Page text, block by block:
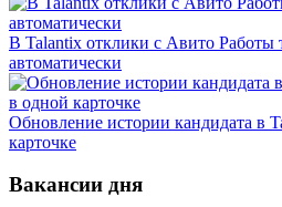
В Talantix отклики с Авито Работы
автоматически
Обновление истории кандидата в
карточке
Вакансии дня